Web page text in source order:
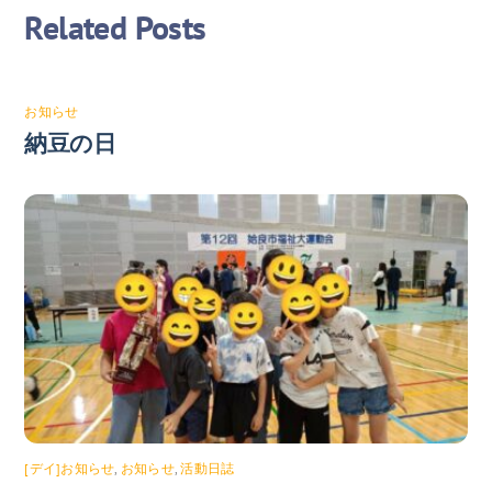
Related Posts
お知らせ
納豆の日
[デイ]お知らせ お知らせ,活動日誌